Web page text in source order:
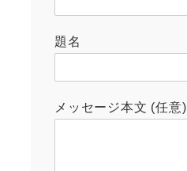
題名
メッセージ本文 (任意)